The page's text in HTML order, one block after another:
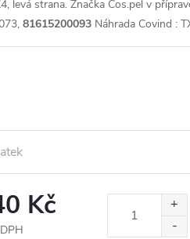
levá strana. Značka Cos.pel v
81615200093 Náhrada Covind :
Kč